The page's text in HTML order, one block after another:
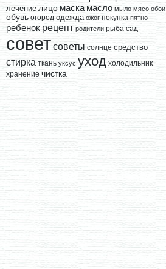
лечение лицо маска масло мыло мясо обои
обувь огород одежда ожог покупка пятно
ребенок рецепт родители рыба сад
советсоветы солнце средство
стирка ткань уксус уход холодильник
хранение чистка